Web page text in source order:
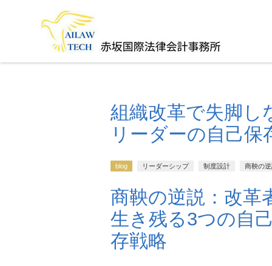
組織改革で失脚し
リーダーの自己
blog リーダーシップ 制度設計 商鞅の
商鞅の逆説：改革
生き残る3つの自
存戦略